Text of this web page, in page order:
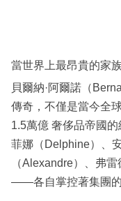
當世界上最昂貴的家
貝爾納·阿爾諾（
傳奇，不僅是當今全
1.5萬億 奢侈品帝國
菲娜（Delphine）、
（Alexandre）、弗
——各自掌控著集團的